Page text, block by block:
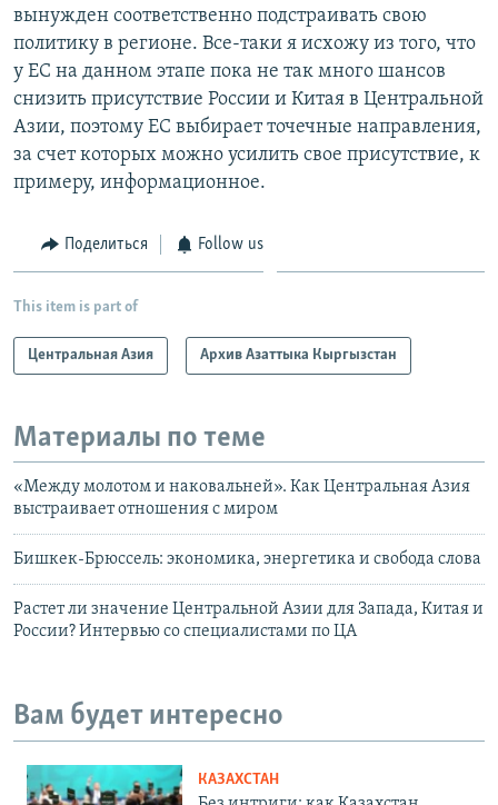
вынужден соответственно подстраивать свою
политику в регионе. Все-таки я исхожу из того, что
у ЕС на данном этапе пока не так много шансов
снизить присутствие России и Китая в Центральной
Азии, поэтому ЕС выбирает точечные направления,
за счет которых можно усилить свое присутствие, к
примеру, информационное.
Поделиться Follow us
This item is part of
Центральная Азия Архив Азаттыка Кыргызстан
Материалы по теме
«Между молотом и наковальней». Как Центральная Азия
выстраивает отношения с миром
Бишкек-Брюссель: экономика, энергетика и свобода слова
Растет ли значение Центральной Азии для Запада, Китая и
России? Интервью со специалистами по ЦА
Вам будет интересно
КАЗАХСТАН